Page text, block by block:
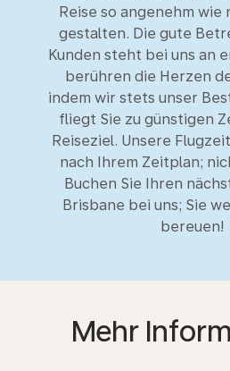
Reise so angenehm wie
gestalten. Die gute
Kunden steht bei uns an
berühren die Herzen
indem wir stets unser
fliegt Sie zu günstigen
Reiseziel. Unsere
nach Ihrem Zeitplan;
Buchen Sie Ihren
Brisbane bei uns; Sie
bereuen!
Mehr